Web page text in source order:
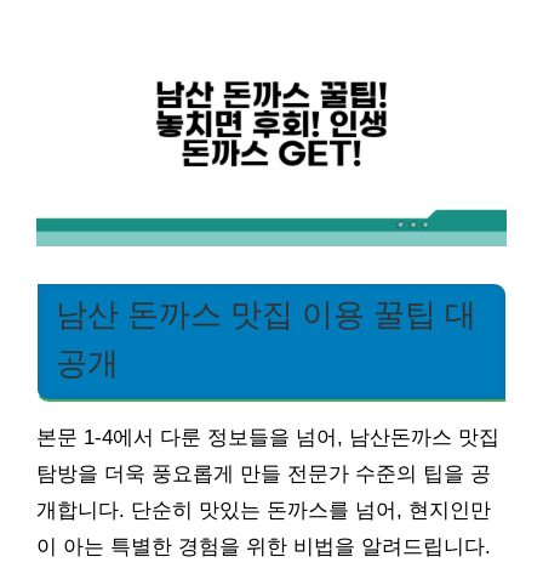
남산 돈까스 맛집 이용 꿀팁 대
공개
본문 1-4에서 다룬 정보들을 넘어, 남산돈까스 맛집
탐방을 더욱 풍요롭게 만들 전문가 수준의 팁을 공
개합니다. 단순히 맛있는 돈까스를 넘어, 현지인만
이 아는 특별한 경험을 위한 비법을 알려드립니다.